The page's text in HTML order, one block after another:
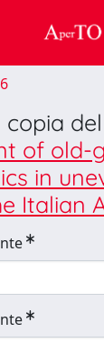
copia
of old-
in
Italian